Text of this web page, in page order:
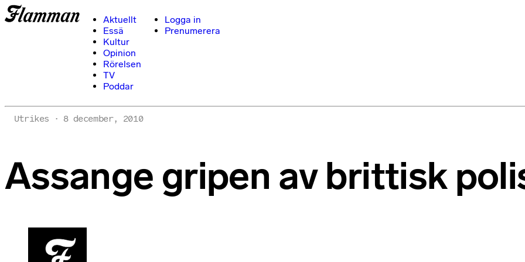
Aktuellt
Essä
Kultur
Opinion
Rörelsen
TV
Poddar
Logga in
Prenumerera
Utrikes 8 december, 2010
Assange gripen av brittisk